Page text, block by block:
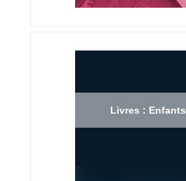
Livres : Enfants